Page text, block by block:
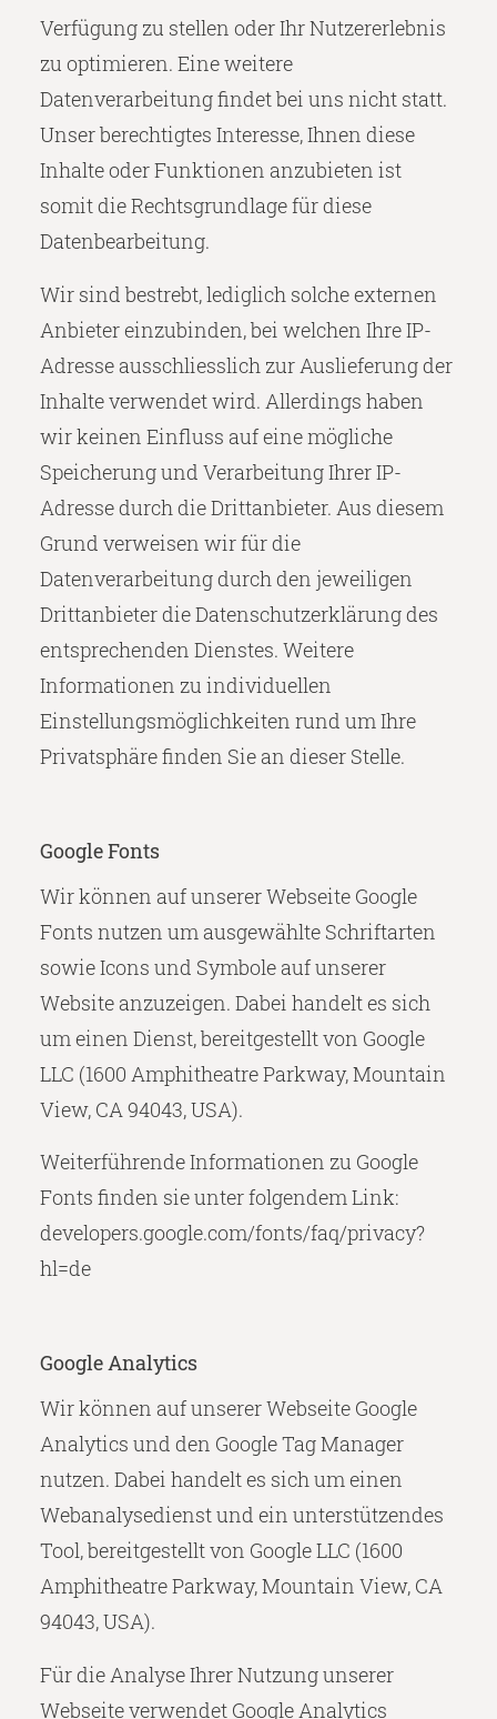
Verfügung zu stellen oder Ihr Nutzererlebnis
zu optimieren. Eine weitere
Datenverarbeitung findet bei uns nicht statt.
Unser berechtigtes Interesse, Ihnen diese
Inhalte oder Funktionen anzubieten ist
somit die Rechtsgrundlage für diese
Datenbearbeitung.
Wir sind bestrebt, lediglich solche externen
Anbieter einzubinden, bei welchen Ihre IP-
Adresse ausschliesslich zur Auslieferung der
Inhalte verwendet wird. Allerdings haben
wir keinen Einfluss auf eine mögliche
Speicherung und Verarbeitung Ihrer IP-
Adresse durch die Drittanbieter. Aus diesem
Grund verweisen wir für die
Datenverarbeitung durch den jeweiligen
Drittanbieter die Datenschutzerklärung des
entsprechenden Dienstes. Weitere
Informationen zu individuellen
Einstellungsmöglichkeiten rund um Ihre
Privatsphäre finden Sie an dieser Stelle.
Google Fonts
Wir können auf unserer Webseite Google
Fonts nutzen um ausgewählte Schriftarten
sowie Icons und Symbole auf unserer
Website anzuzeigen. Dabei handelt es sich
um einen Dienst, bereitgestellt von Google
LLC (1600 Amphitheatre Parkway, Mountain
View, CA 94043, USA).
Weiterführende Informationen zu Google
Fonts finden sie unter folgendem Link:
developers.google.com/fonts/faq/privacy?
hl=de
Google Analytics
Wir können auf unserer Webseite Google
Analytics und den Google Tag Manager
nutzen. Dabei handelt es sich um einen
Webanalysedienst und ein unterstützendes
Tool, bereitgestellt von Google LLC (1600
Amphitheatre Parkway, Mountain View, CA
94043, USA).
Für die Analyse Ihrer Nutzung unserer
Webseite verwendet Google Analytics